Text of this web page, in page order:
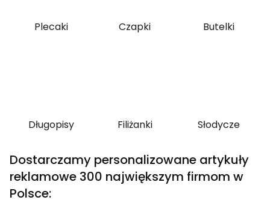
Plecaki Czapki Butelki
Długopisy Filiżanki Słodycze
Dostarczamy personalizowane artykuły
reklamowe 300 największym firmom w
Polsce: